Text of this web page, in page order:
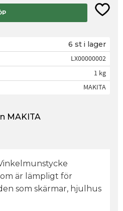
Lägg
6 st i lager
LX00000002
1 kg
MAKITA
MAKITA
är lämpligt för
som skärmar, hjulhus